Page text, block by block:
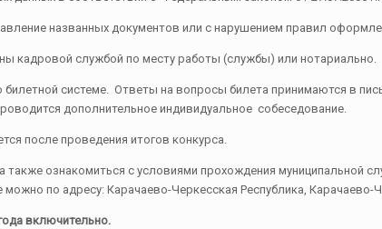
названных документов или с нарушением правил
кадровой службой по месту работы (службы) или нотариально.
системе. Ответы на вопросы билета принимаются в
дополнительное индивидуальное собеседование.
после проведения итогов конкурса.
ознакомиться с условиями прохождения муниципальной
по адресу: Карачаево-Черкесская Республика, Карачаево-
включительно.